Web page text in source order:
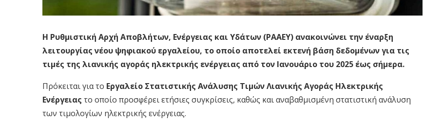
Η Ρυθμιστική Αρχή Αποβλήτων, Ενέργειας και Υδάτων (ΡΑΑΕΥ) ανακοινώνει την έναρξη
λειτουργίας νέου ψηφιακού εργαλείου, το οποίο αποτελεί εκτενή βάση δεδομένων για τις
τιμές της λιανικής αγοράς ηλεκτρικής ενέργειας από τον Ιανουάριο του 2025 έως σήμερα.
Πρόκειται για το Εργαλείο Στατιστικής Ανάλυσης Τιμών Λιανικής Αγοράς Ηλεκτρικής
Ενέργειας το οποίο προσφέρει ετήσιες συγκρίσεις, καθώς και αναβαθμισμένη στατιστική ανάλυση
των τιμολογίων ηλεκτρικής ενέργειας.